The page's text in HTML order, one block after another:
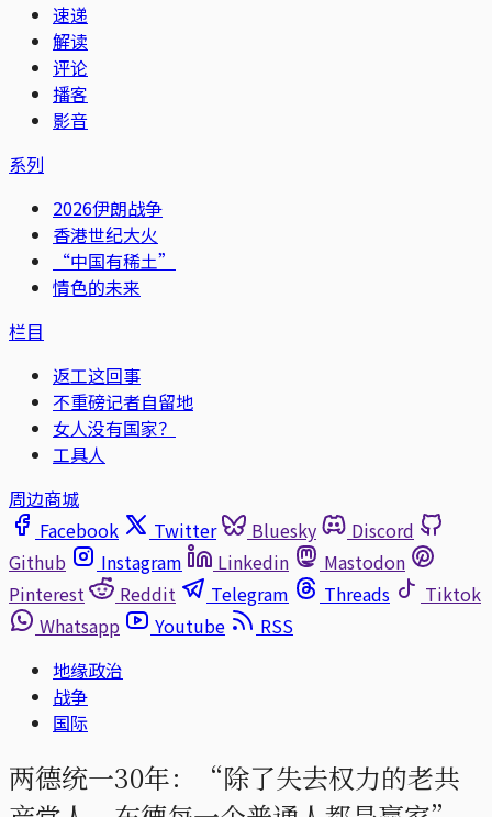
速递
解读
评论
播客
影音
系列
2026伊朗战争
香港世纪大火
“中国有稀土”
情色的未来
栏目
返工这回事
不重磅记者自留地
女人没有国家？
工具人
周边商城
Facebook
Twitter Bluesky
Discord
Github
Instagram Linkedin
Mastodon
Pinterest
Reddit Telegram Threads
Tiktok
Whatsapp
Youtube
RSS
地缘政治
战争
国际
两德统一30年：“除了失去权力的老共